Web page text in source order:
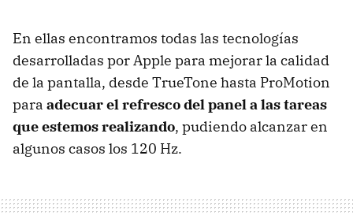
En ellas encontramos todas las tecnologías
desarrolladas por Apple para mejorar la calidad
de la pantalla, desde TrueTone hasta ProMotion
para adecuar el refresco del panel a las tareas
que estemos realizando, pudiendo alcanzar en
algunos casos los 120 Hz.